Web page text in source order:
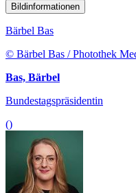
Bildinformationen
Bärbel Bas
© Bärbel Bas / Photothek
Bas, Bärbel
Bundestagspräsidentin
()